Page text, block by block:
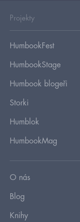
Projekty
HumbookFest
HumbookStage
Humbook blogeři
Storki
Humblok
HumbookMag
O nás
Blog
Knihy